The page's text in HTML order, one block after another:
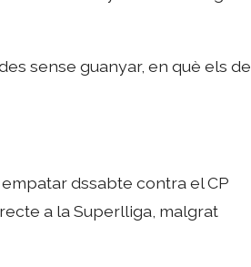
sense guanyar, en què els de
dssabte contra el CP
a la Superlliga, malgrat